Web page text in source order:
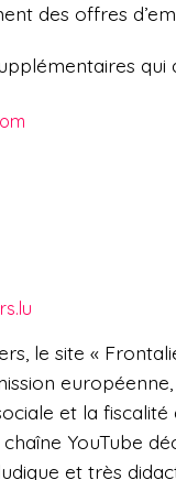
des offres
qui
le site «
et la
YouTube
et très